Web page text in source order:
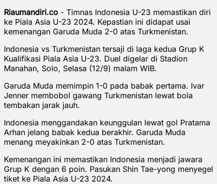
Riaumandiri.co - Timnas Indonesia U-23 memastikan diri
ke Piala Asia U-23 2024. Kepastian ini didapat usai
kemenangan Garuda Muda 2-0 atas Turkmenistan.
Indonesia vs Turkmenistan tersaji di laga kedua Grup K
Kualifikasi Piala Asia U-23. Duel digelar di Stadion
Manahan, Solo, Selasa (12/9) malam WIB.
Garuda Muda memimpin 1-0 pada babak pertama. Ivar
Jenner membobol gawang Turkmenistan lewat bola
tembakan jarak jauh.
Indonesia menggandakan keunggulan lewat gol Pratama
Arhan jelang babak kedua berakhir. Garuda Muda
menang meyakinkan 2-0 atas Turkmenistan.
Kemenangan ini memastikan Indonesia menjadi jawara
Grup K dengan 6 poin. Pasukan Shin Tae-yong menyegel
tiket ke Piala Asia U-23 2024.